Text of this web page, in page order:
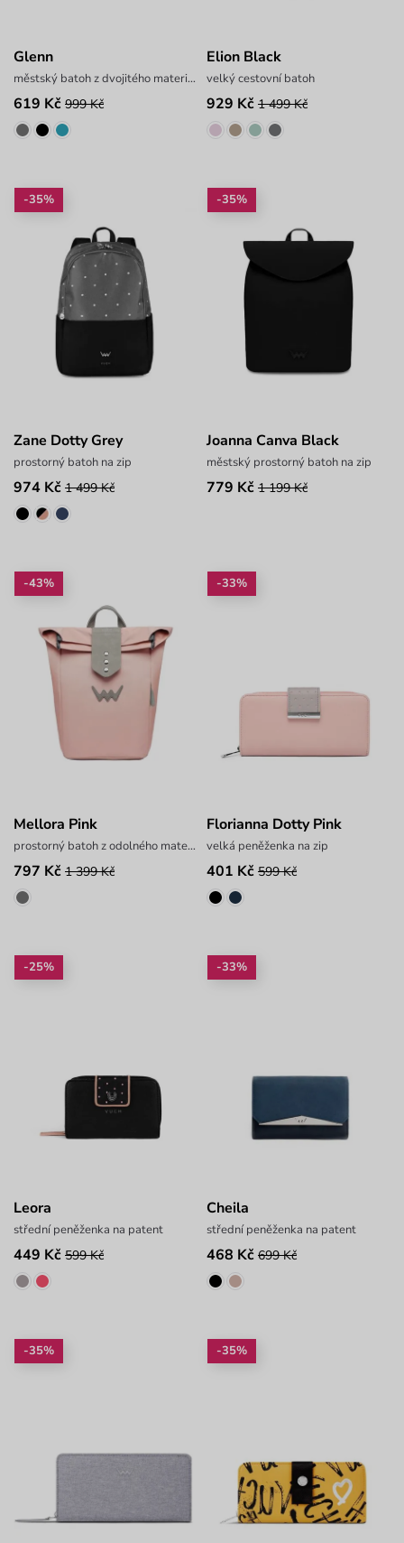
Glenn
městský batoh z dvojitého materiálu
619 Kč 999 Kč
Elion Black
velký cestovní batoh
929 Kč 1 499 Kč
-35%
Zane Dotty Grey
prostorný batoh na zip
974 Kč 1 499 Kč
-35%
Joanna Canva Black
městský prostorný batoh na zip
779 Kč 1 199 Kč
-43%
Mellora Pink
prostorný batoh z odolného materiálu
797 Kč 1 399 Kč
-33%
Florianna Dotty Pink
velká peněženka na zip
401 Kč 599 Kč
-25%
Leora
střední peněženka na patent
449 Kč 599 Kč
-33%
Cheila
střední peněženka na patent
468 Kč 699 Kč
-35% -35%